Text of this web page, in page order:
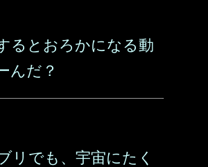
るとおろかになる動
んだ？
リでも、宇宙にたく